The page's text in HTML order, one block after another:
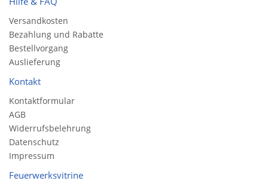
Versandkosten
Bezahlung und Rabatte
Bestellvorgang
Auslieferung
Kontakt
Kontaktformular
AGB
Widerrufsbelehrung
Datenschutz
Impressum
Feuerwerksvitrine